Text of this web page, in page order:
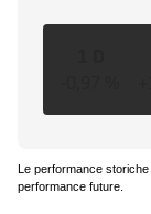
Le performance
performance future.